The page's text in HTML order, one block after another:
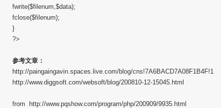
fwrite($filenum,$data);
fclose($filenum);
}
?>
参考文章：
http://paingaingavin.spaces.live.com/blog/
http://www.diggsoft.com/websoft/blog/200810-12-15045.html
from http://www.pqshow.com/program/php/200909/9935.html